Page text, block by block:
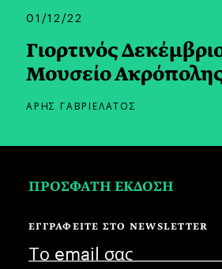
01/12/22
Γιορτινός
Μουσείο
ΑΡΗΣ ΓΑΒΡΙΕΛΑΤΟΣ
ΠΡΟΣΦΑΤΗ ΕΚΔΟΣΗ
ΕΓΓΡΑΦΕΙΤΕ ΣΤΟ NEWSLETTER